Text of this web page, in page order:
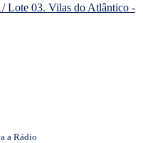
Lote 03. Vilas do Atlântico -
a Rádio